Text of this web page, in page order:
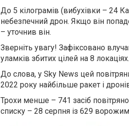
До 5 кілограмів (вибухівки – 24
небезпечний дрон. Якщо він
– уточнив він.
Зверніть увагу! Зафіксовано
уламків збитих цілей на 8 локаціях.
До слова, у Sky News цей
2022 року найбільше ракет і
Трохи менше – 741 засіб
списку – 28 серпня із 629